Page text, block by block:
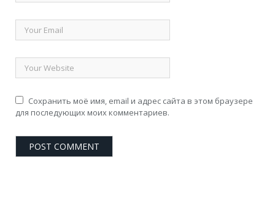
Сохранить моё имя, email и адрес сайта в этом браузере
для последующих моих комментариев.